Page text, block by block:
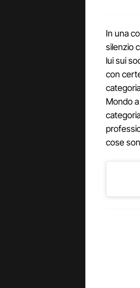
In una
silenzio
lui sui
con
Mondo
cose